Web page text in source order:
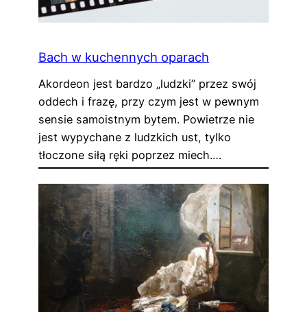
Bach w kuchennych oparach
Akordeon jest bardzo „ludzki” przez swój
oddech i frazę, przy czym jest w pewnym
sensie samoistnym bytem. Powietrze nie
jest wypychane z ludzkich ust, tylko
tłoczone siłą ręki poprzez miech.…